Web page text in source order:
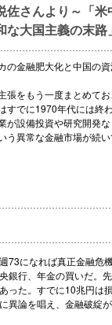
佐さんより～「
な大国主義の末
の金融肥大化と中国の
張をもう一度まとめて
すでに1970年代には終
が設備投資や研究開発
う異常な金融市場が続
73になれば真正金融危
銀行、年金の買いだ。
った。すでに10兆円は
異論を唱え、金融破綻